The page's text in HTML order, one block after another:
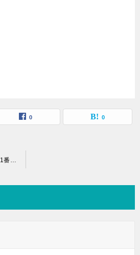
0 0
【株式投資歴3年が語る】1番カンタンにできる高配当株投資の始め方【米国ETFを買う】